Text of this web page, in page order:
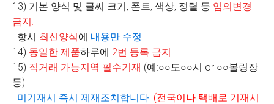
13) 기본 양식 및 글씨 크기, 폰트, 색상, 정렬 등 임의변경
금지.
항시 최신양식에 내용만 수정.
14) 동일한 제품하루에 2번 등록 금지.
15) 직거래 가능지역 필수기재 (예:○○도○○시 or ○○볼링장
등)
미기재시 즉시 제재조치합니다. (전국이나 택배로 기재시